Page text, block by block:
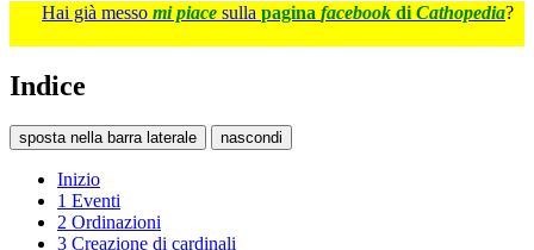
Hai già messo mi piace sulla pagina facebook di Cathopedia?
Indice
sposta nella barra laterale nascondi
Inizio
1 Eventi
2 Ordinazioni
3 Creazione di cardinali